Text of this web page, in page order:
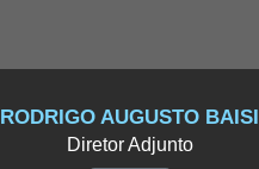
RODRIGO AUGUSTO BAISI
Diretor Adjunto